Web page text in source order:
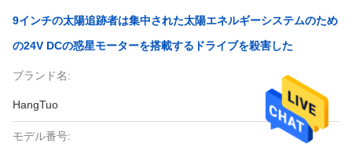
9インチの太陽追跡者は集中された太陽エネルギーシステムのため
の24V DCの惑星モーターを搭載するドライブを殺害した
ブランド名:
HangTuo
モデル番号: